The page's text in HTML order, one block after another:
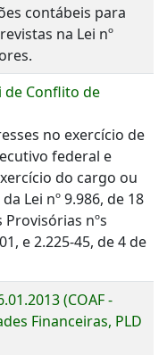
contábeis para
na Lei nº
de Conflito de
no exercício de
federal e
do cargo ou
Lei nº 9.986, de 18
nºs
e 2.225-45, de 4 de
(COAF -
Financeiras, PLD